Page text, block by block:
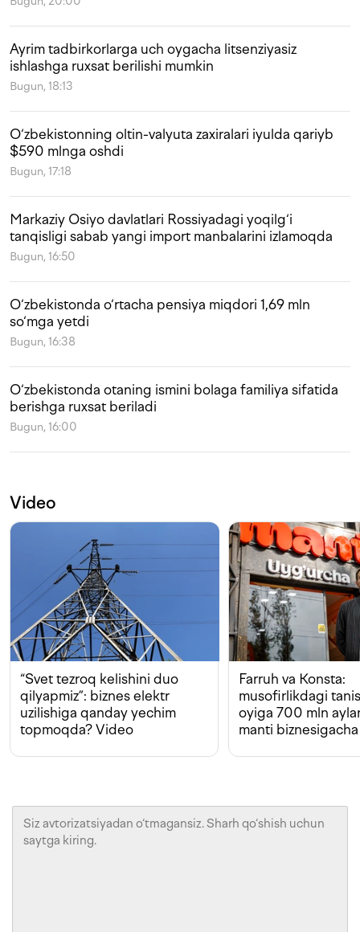
Ayrim tadbirkorlarga uch oygacha litsenziyasiz
ishlashga ruxsat berilishi mumkin
Bugun, 18:13
O‘zbekistonning oltin-valyuta zaxiralari iyulda qariyb
$590 mlnga oshdi
Bugun, 17:18
Markaziy Osiyo davlatlari Rossiyadagi yoqilg‘i
tanqisligi sabab yangi import manbalarini izlamoqda
Bugun, 16:50
O‘zbekistonda o‘rtacha pensiya miqdori 1,69 mln
so‘mga yetdi
Bugun, 16:38
O‘zbekistonda otaning ismini bolaga familiya sifatida
berishga ruxsat beriladi
Bugun, 16:00
Video
“Svet tezroq kelishini duo
qilyapmiz”: biznes elektr
uzilishiga qanday yechim
topmoqda? Video
Farruh va Konsta:
musofirlikdagi
oyiga 700 mln
manti biznesigacha